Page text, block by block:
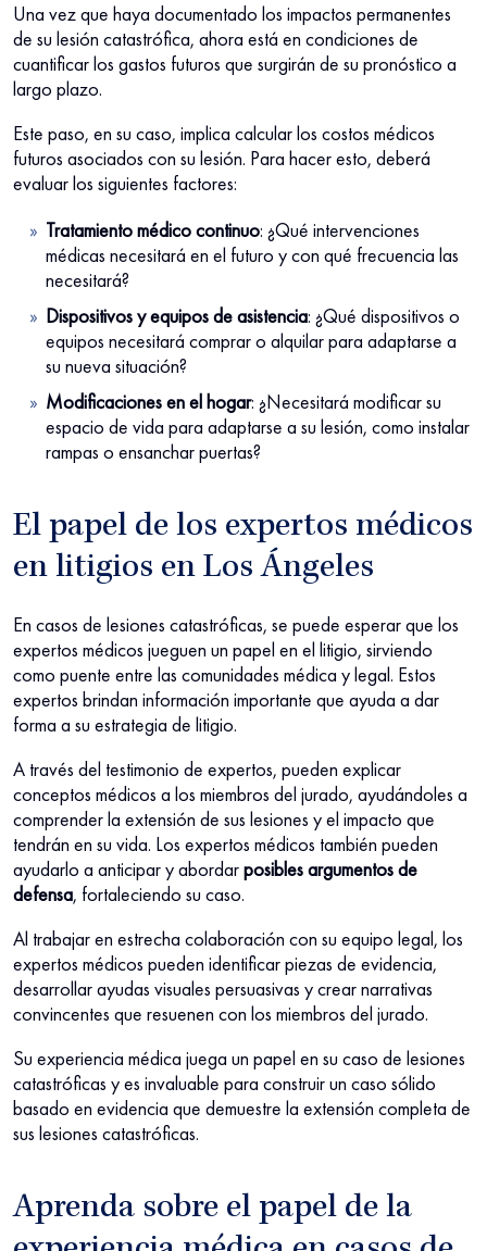
Una vez que haya documentado los impactos permanentes
de su lesión catastrófica, ahora está en condiciones de
cuantificar los gastos futuros que surgirán de su pronóstico a
largo plazo.
Este paso, en su caso, implica calcular los costos médicos
futuros asociados con su lesión. Para hacer esto, deberá
evaluar los siguientes factores:
Tratamiento médico continuo: ¿Qué intervenciones
médicas necesitará en el futuro y con qué frecuencia las
necesitará?
Dispositivos y equipos de asistencia: ¿Qué dispositivos o
equipos necesitará comprar o alquilar para adaptarse a
su nueva situación?
Modificaciones en el hogar: ¿Necesitará modificar su
espacio de vida para adaptarse a su lesión, como instalar
rampas o ensanchar puertas?
El papel de los expertos médicos
en litigios en Los Ángeles
En casos de lesiones catastróficas, se puede esperar que los
expertos médicos jueguen un papel en el litigio, sirviendo
como puente entre las comunidades médica y legal. Estos
expertos brindan información importante que ayuda a dar
forma a su estrategia de litigio.
A través del testimonio de expertos, pueden explicar
conceptos médicos a los miembros del jurado, ayudándoles a
comprender la extensión de sus lesiones y el impacto que
tendrán en su vida. Los expertos médicos también pueden
ayudarlo a anticipar y abordarposibles argumentos de
defensa, fortaleciendo su caso.
Al trabajar en estrecha colaboración con su equipo legal, los
expertos médicos pueden identificar piezas de evidencia,
desarrollar ayudas visuales persuasivas y crear narrativas
convincentes que resuenen con los miembros del jurado.
Su experiencia médica juega un papel en su caso de lesiones
catastróficas y es invaluable para construir un caso sólido
basado en evidencia que demuestre la extensión completa de
sus lesiones catastróficas.
Aprenda sobre el papel de la